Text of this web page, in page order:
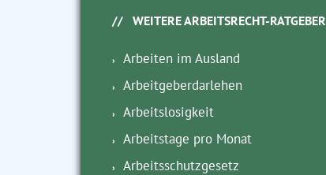
WEITERE ARBEITSRECHT-RATGEBER
Arbeiten im Ausland
Arbeitgeberdarlehen
Arbeitslosigkeit
Arbeitstage pro Monat
Arbeitsschutzgesetz